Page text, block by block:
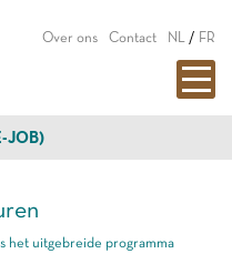
Over ons Contact NL / FR
JOB)
het uitgebreide programma